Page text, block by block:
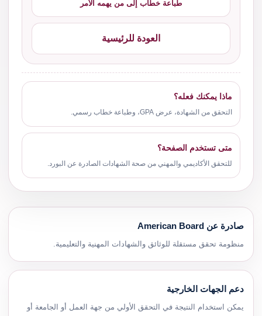
طباعة خطاب إلى من يهمه الأمر
العودة للرئيسية
ماذا يمكنك فعله؟
التحقق من الشهادة، عرض GPA، وطباعة خطاب رسمي.
متى تستخدم الصفحة؟
للتحقق الأكاديمي والمهني من صحة الشهادات الصادرة عن البورد.
صادرة عن American Board
منظومة تحقق مستقلة للوثائق والشهادات المهنية والتعليمية.
دعم الجهات الخارجية
يمكن استخدام النتيجة في التحقق الأولي من جهة العمل أو الجامعة أو